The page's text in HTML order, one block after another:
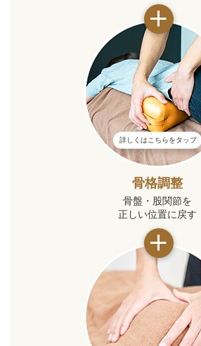
詳しくはこちらをタップ
骨格調整
骨盤・股関節を
正しい位置に戻す